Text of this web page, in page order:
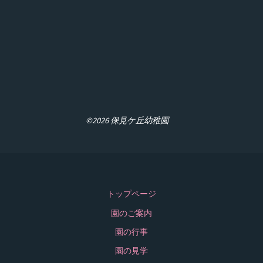
©2026 保見ケ丘幼稚園
トップページ
園のご案内
園の行事
園の見学